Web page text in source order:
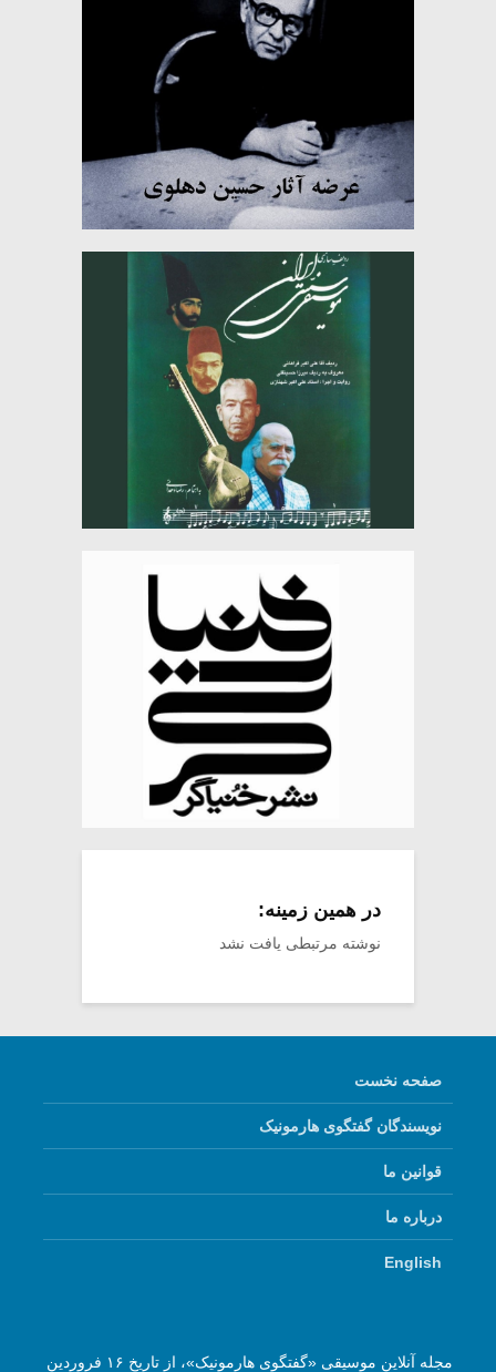
در همین زمینه:
نوشته مرتبطی یافت نشد
صفحه نخست
نویسندگان گفتگوی هارمونیک
قوانین ما
درباره ما
English
مجله آنلاین موسیقی «گفتگوی هارمونیک»، از تاریخ ۱۶ فروردین